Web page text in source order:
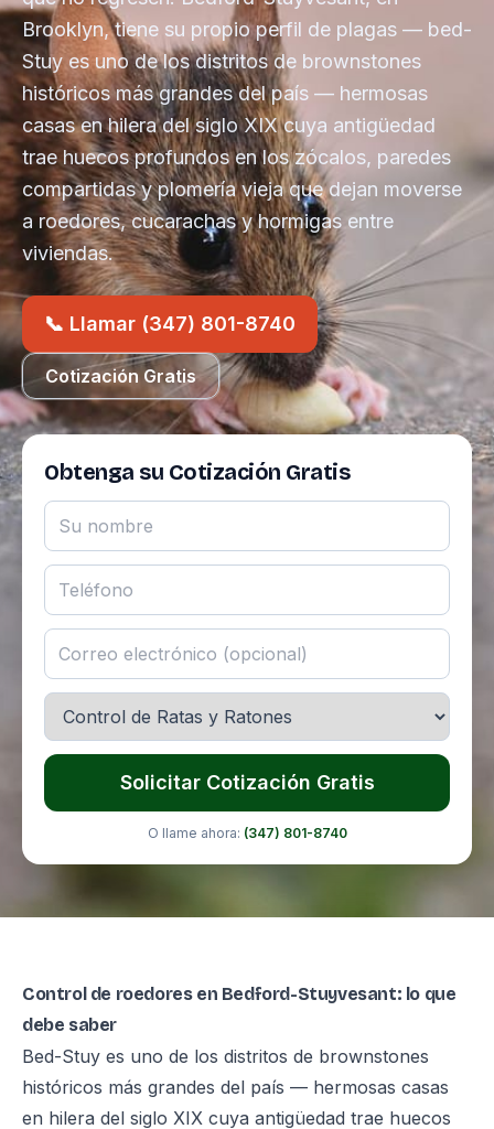
Brooklyn, tiene su propio perfil de plagas — bed-
Stuy es uno de los distritos de brownstones
históricos más grandes del país — hermosas
casas en hilera del siglo XIX cuya antigüedad
trae huecos profundos en los zócalos, paredes
compartidas y plomería vieja que dejan moverse
a roedores, cucarachas y hormigas entre
viviendas.
📞 Llamar (347) 801-8740
Cotización Gratis
Obtenga su Cotización Gratis
Solicitar Cotización Gratis
O llame ahora: (347) 801-8740
Control de roedores en Bedford-Stuyvesant: lo que
debe saber
Bed-Stuy es uno de los distritos de brownstones
históricos más grandes del país — hermosas casas
en hilera del siglo XIX cuya antigüedad trae huecos